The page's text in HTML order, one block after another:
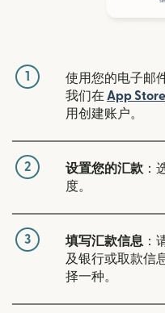
1 使用您的电子邮
我们在 App Store
用创建账户。
2 设置您的汇款 ：
度。
3 填写汇款信息 ：
及银行或取款信
择一种。